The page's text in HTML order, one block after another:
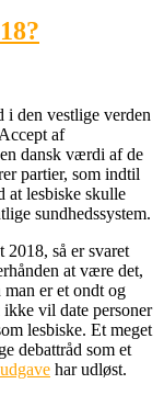
i den vestlige verden
af
dansk værdi af de
partier, som indtil
at lesbiske skulle
sundhedssystem.
så er svaret
at være det,
er et ondt og
vil date personer
lesbiske. Et meget
debattråd som et
har udløst.